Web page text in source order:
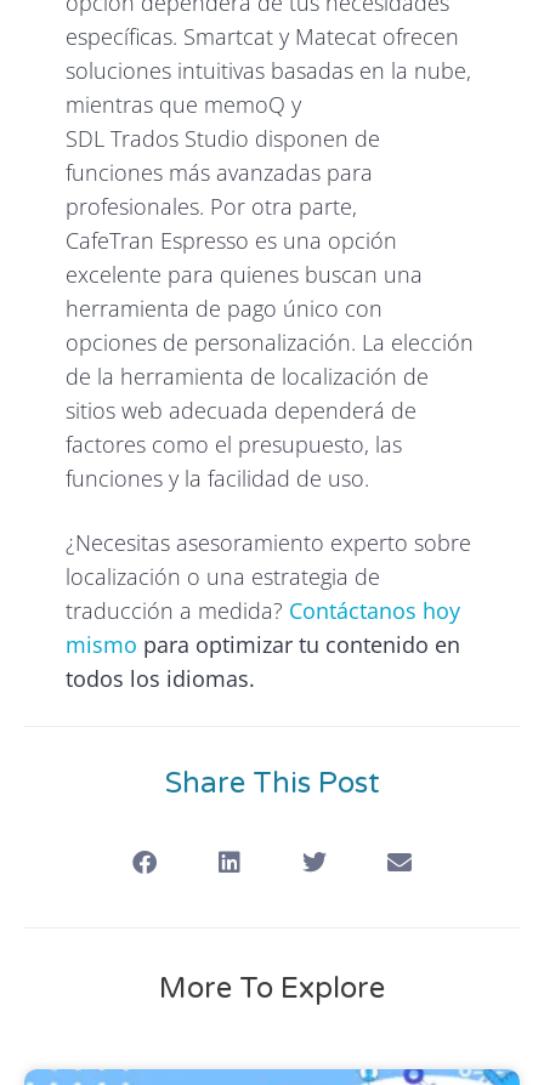
específicas. Smartcat y Matecat ofrecen
soluciones intuitivas basadas en la nube,
mientras que memoQ y
SDL Trados Studio disponen de
funciones más avanzadas para
profesionales. Por otra parte,
CafeTran Espresso es una opción
excelente para quienes buscan una
herramienta de pago único con
opciones de personalización. La elección
de la herramienta de localización de
sitios web adecuada dependerá de
factores como el presupuesto, las
funciones y la facilidad de uso.
¿Necesitas asesoramiento experto sobre
localización o una estrategia de
traducción a medida? Contáctanos hoy
mismo para optimizar tu contenido en
todos los idiomas.
Share This Post
More To Explore